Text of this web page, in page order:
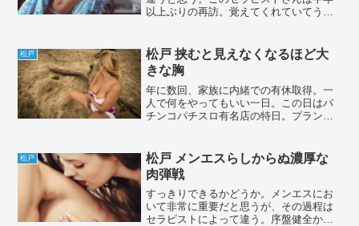
以上ぶりの再訪。覚えてくれていてうれ
公開・名前：非公開（詳細はこちら（ワ
クスト））部屋のドアを開...
松戸
松戸 挟むと見えなくなるほど大
きな胸
年に数回、家族に内緒での有休取得。一
人で何をやってもいい一日。この日はパ
チンコパチスロ有名店の特日。プランは
パチスロスタートだが台の感触次第で夕
方メンエスパ...
松戸
松戸 メンエスらしからぬ濃厚な
肉弾戦
すっきりできるかどうか。メンエスにお
いて非常に重要だと思うが、その過程は
セラピストによって違う。序盤健全から